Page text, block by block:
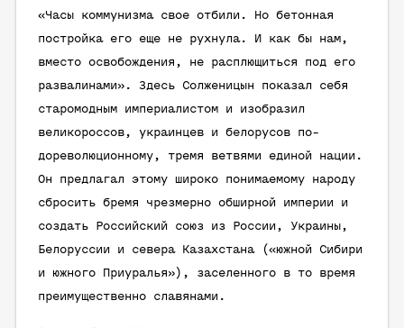
«Часы коммунизма свое отбили. Но бетонная
постройка его еще не рухнула. И как бы нам,
вместо освобождения, не расплющиться под его
развалинами». Здесь Солженицын показал себя
старомодным империалистом и изобразил
великороссов, украинцев и белорусов по-
дореволюционному, тремя ветвями единой нации.
Он предлагал этому широко понимаемому народу
сбросить бремя чрезмерно обширной империи и
создать Российский союз из России, Украины,
Белоруссии и севера Казахстана («южной Сибири
и южного Приуралья»), заселенного в то время
преимущественно славянами.